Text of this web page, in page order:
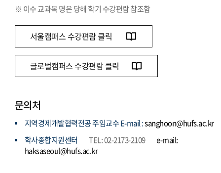
※ 이수 교과목 명은 당해 학기 수강편람 참조함
서울캠퍼스 수강편람 클릭
글로벌캠퍼스 수강편람 클릭
문의처
지역경제개발협력전공 주임교수 E-mail :sanghoon@hufs.ac.kr
학사종합지원센터
TEL: 02-2173-2109
e-mail:
haksaseoul@hufs.ac.kr